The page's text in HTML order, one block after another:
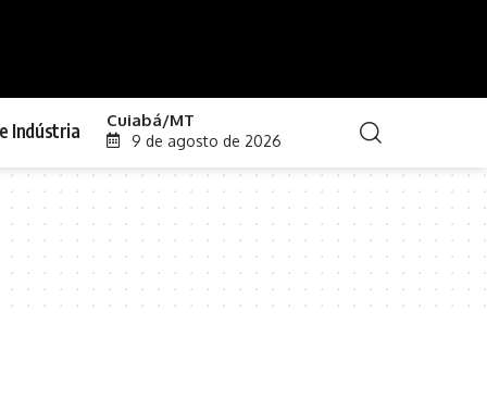
Indústria Cuiabá/MT
9 de agosto de 2026